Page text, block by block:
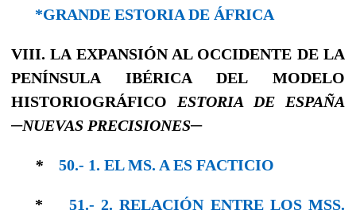
*GRANDE ESTORIA DE ÁFRICA
VIII. LA EXPANSIÓN AL OCCIDENTE DE LA
PENÍNSULA IBÉRICA DEL MODELO
HISTORIOGRÁFICO ESTORIA DE ESPAÑA
─NUEVAS PRECISIONES─
* 50.- 1. EL MS. A ES FACTICIO
* 51.- 2. RELACIÓN ENTRE LOS MSS.